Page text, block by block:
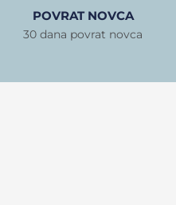
POVRAT NOVCA
30 dana povrat novca